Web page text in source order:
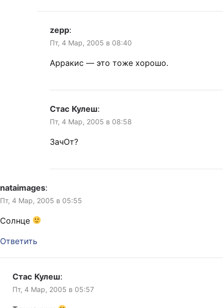
zepp:
Пт, 4 Мар, 2005 в 08:40
Арракис — это тоже хорошо.
Стас Кулеш:
Пт, 4 Мар, 2005 в 08:58
ЗачОт?
nataimages:
Пт, 4 Мар, 2005 в 05:55
Cолнце
Ответить
Стас Кулеш:
Пт, 4 Мар, 2005 в 05:57